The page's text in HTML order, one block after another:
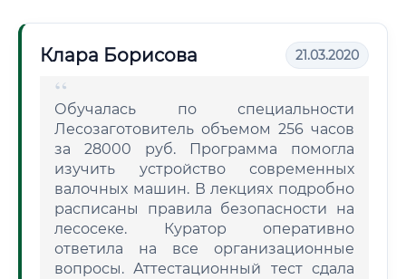
Клара Борисова 21.03.2020
Обучалась по специальности
Лесозаготовитель объемом 256 часов
за 28000 руб. Программа помогла
изучить устройство современных
валочных машин. В лекциях подробно
расписаны правила безопасности на
лесосеке. Куратор оперативно
ответила на все организационные
вопросы. Аттестационный тест сдала